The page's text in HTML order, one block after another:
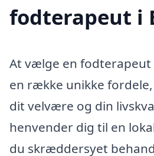
fodterapeut i
At vælge en fodterapeut
en række unikke
dit velvære og din
henvender dig til en
du skræddersyet